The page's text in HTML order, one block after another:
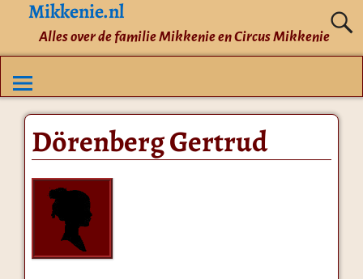
Mikkenie.nl
Alles over de familie Mikkenie en Circus Mikkenie
Dörenberg Gertrud